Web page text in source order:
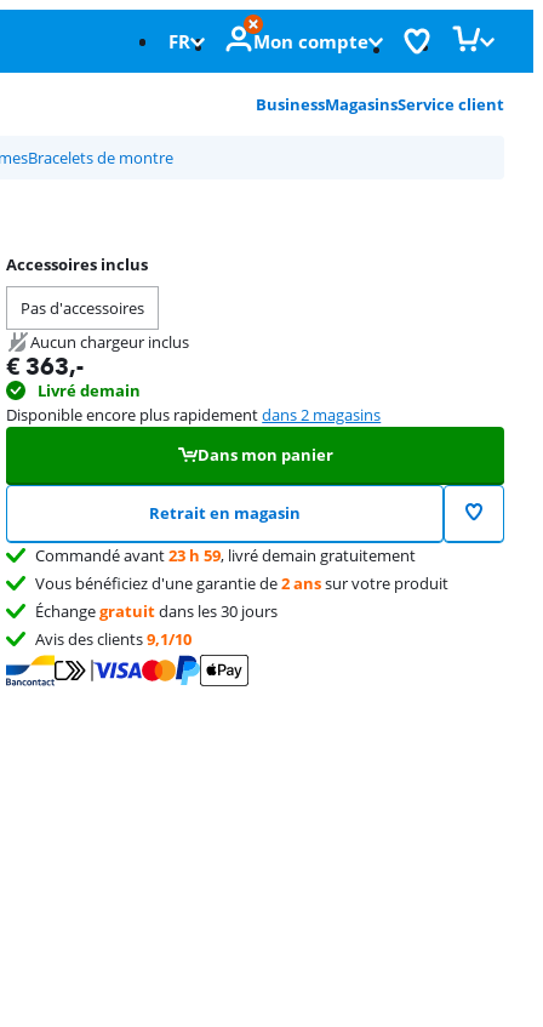
FR Mon compte
BusinessMagasinsService client
Bracelets de montre
Accessoires inclus
Pas d'accessoires
Aucun chargeur inclus
€363,-
Livré demain
Disponible encore plus rapidementdans 2 magasins
Dans mon panier
Retrait en magasin
Commandé avant23 h 59, livré demain gratuitement
Vous bénéficiez d'une garantie de2 anssur votre produit
Échangegratuitdans les 30 jours
Avis des clients9,1/10